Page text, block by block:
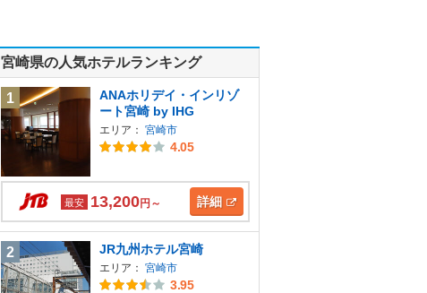
宮崎県の人気ホテルランキング
1
ANAホリデイ・インリゾ
ート宮崎 by IHG
エリア： 宮崎市
4.05
最安 13,200円～ 詳細
2 JR九州ホテル宮崎
エリア： 宮崎市
3.95